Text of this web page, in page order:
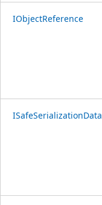
IObjectReference
ISafeSerializationData